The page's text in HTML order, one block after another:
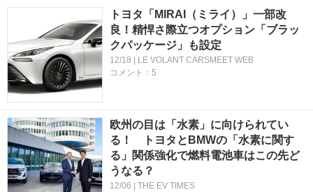
トヨタ「MIRAI（ミライ）」一部改
良！精悍さ際立つオプション「ブラッ
クパッケージ」も設定
12/18 | LE VOLANT CARSMEET WEB
コメント：5
欧州の目は「水素」に向けられてい
る！ トヨタとBMWの「水素に関す
る」関係強化で燃料電池車はこの先ど
うなる？
12/06 | THE EV TIMES